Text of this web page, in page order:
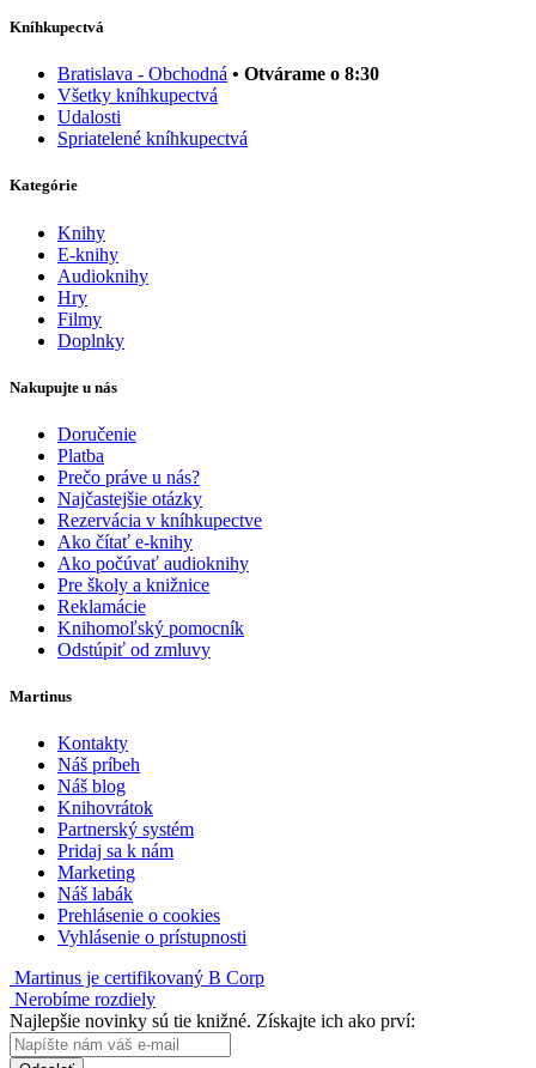
Kníhkupectvá
Bratislava - Obchodná • Otvárame o 8:30
Všetky kníhkupectvá
Udalosti
Spriatelené kníhkupectvá
Kategórie
Knihy
E-knihy
Audioknihy
Hry
Filmy
Doplnky
Nakupujte u nás
Doručenie
Platba
Prečo práve u nás?
Najčastejšie otázky
Rezervácia v kníhkupectve
Ako čítať e-knihy
Ako počúvať audioknihy
Pre školy a knižnice
Reklamácie
Knihomoľský pomocník
Odstúpiť od zmluvy
Martinus
Kontakty
Náš príbeh
Náš blog
Knihovrátok
Partnerský systém
Pridaj sa k nám
Marketing
Náš labák
Prehlásenie o cookies
Vyhlásenie o prístupnosti
Martinus je certifikovaný B Corp
Nerobíme rozdiely
Najlepšie novinky sú tie knižné. Získajte ich ako prví: